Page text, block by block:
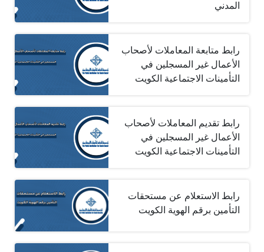
المدني
رابط متابعة المعاملات لأصحاب
الأعمال غير المسجلين في
التأمينات الاجتماعية الكويت
رابط تقديم المعاملات لأصحاب
الأعمال غير المسجلين في
التأمينات الاجتماعية الكويت
رابط الاستعلام عن مستحقات
التأمين برقم الهوية الكويت